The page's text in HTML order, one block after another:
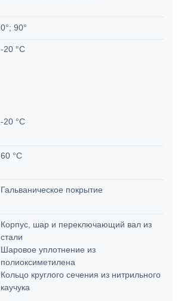
0°; 90°
-20 °C
-20 °C
60 °C
Гальваническое покрытие
Корпус, шар и переключающий вал из
стали
Шаровое уплотнение из
полиоксиметилена
Кольцо круглого сечения из нитрильного
каучука